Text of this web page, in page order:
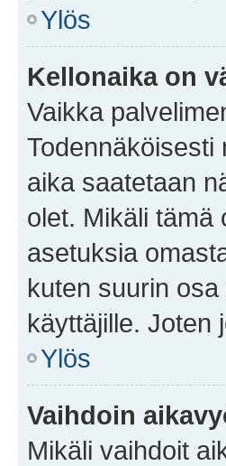
Ylös
Kellonaika on
Vaikka
Todennäköisesti
aika saatetaan
olet. Mikäli tämä
asetuksia
kuten suurin
käyttäjille. Joten
Ylös
Vaihdoin
Mikäli vaihdoit